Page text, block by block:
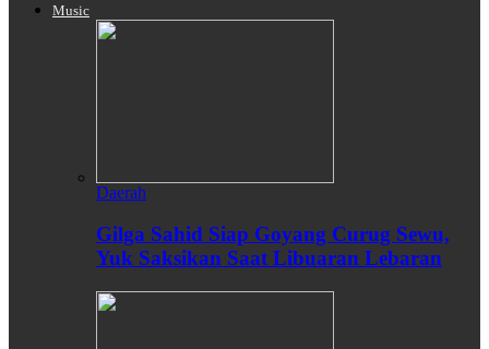
Music
Daerah
Gilga Sahid Siap Goyang Curug Sewu,
Yuk Saksikan Saat Libuaran Lebaran